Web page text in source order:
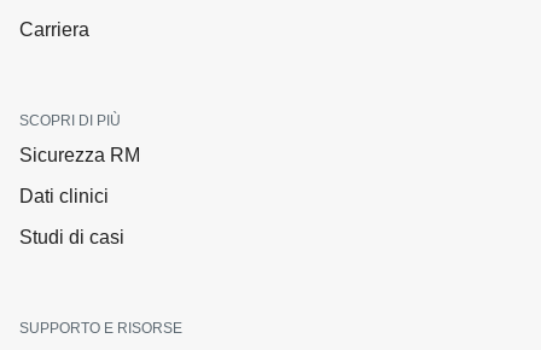
Carriera
SCOPRI DI PIÙ
Sicurezza RM
Dati clinici
Studi di casi
SUPPORTO E RISORSE